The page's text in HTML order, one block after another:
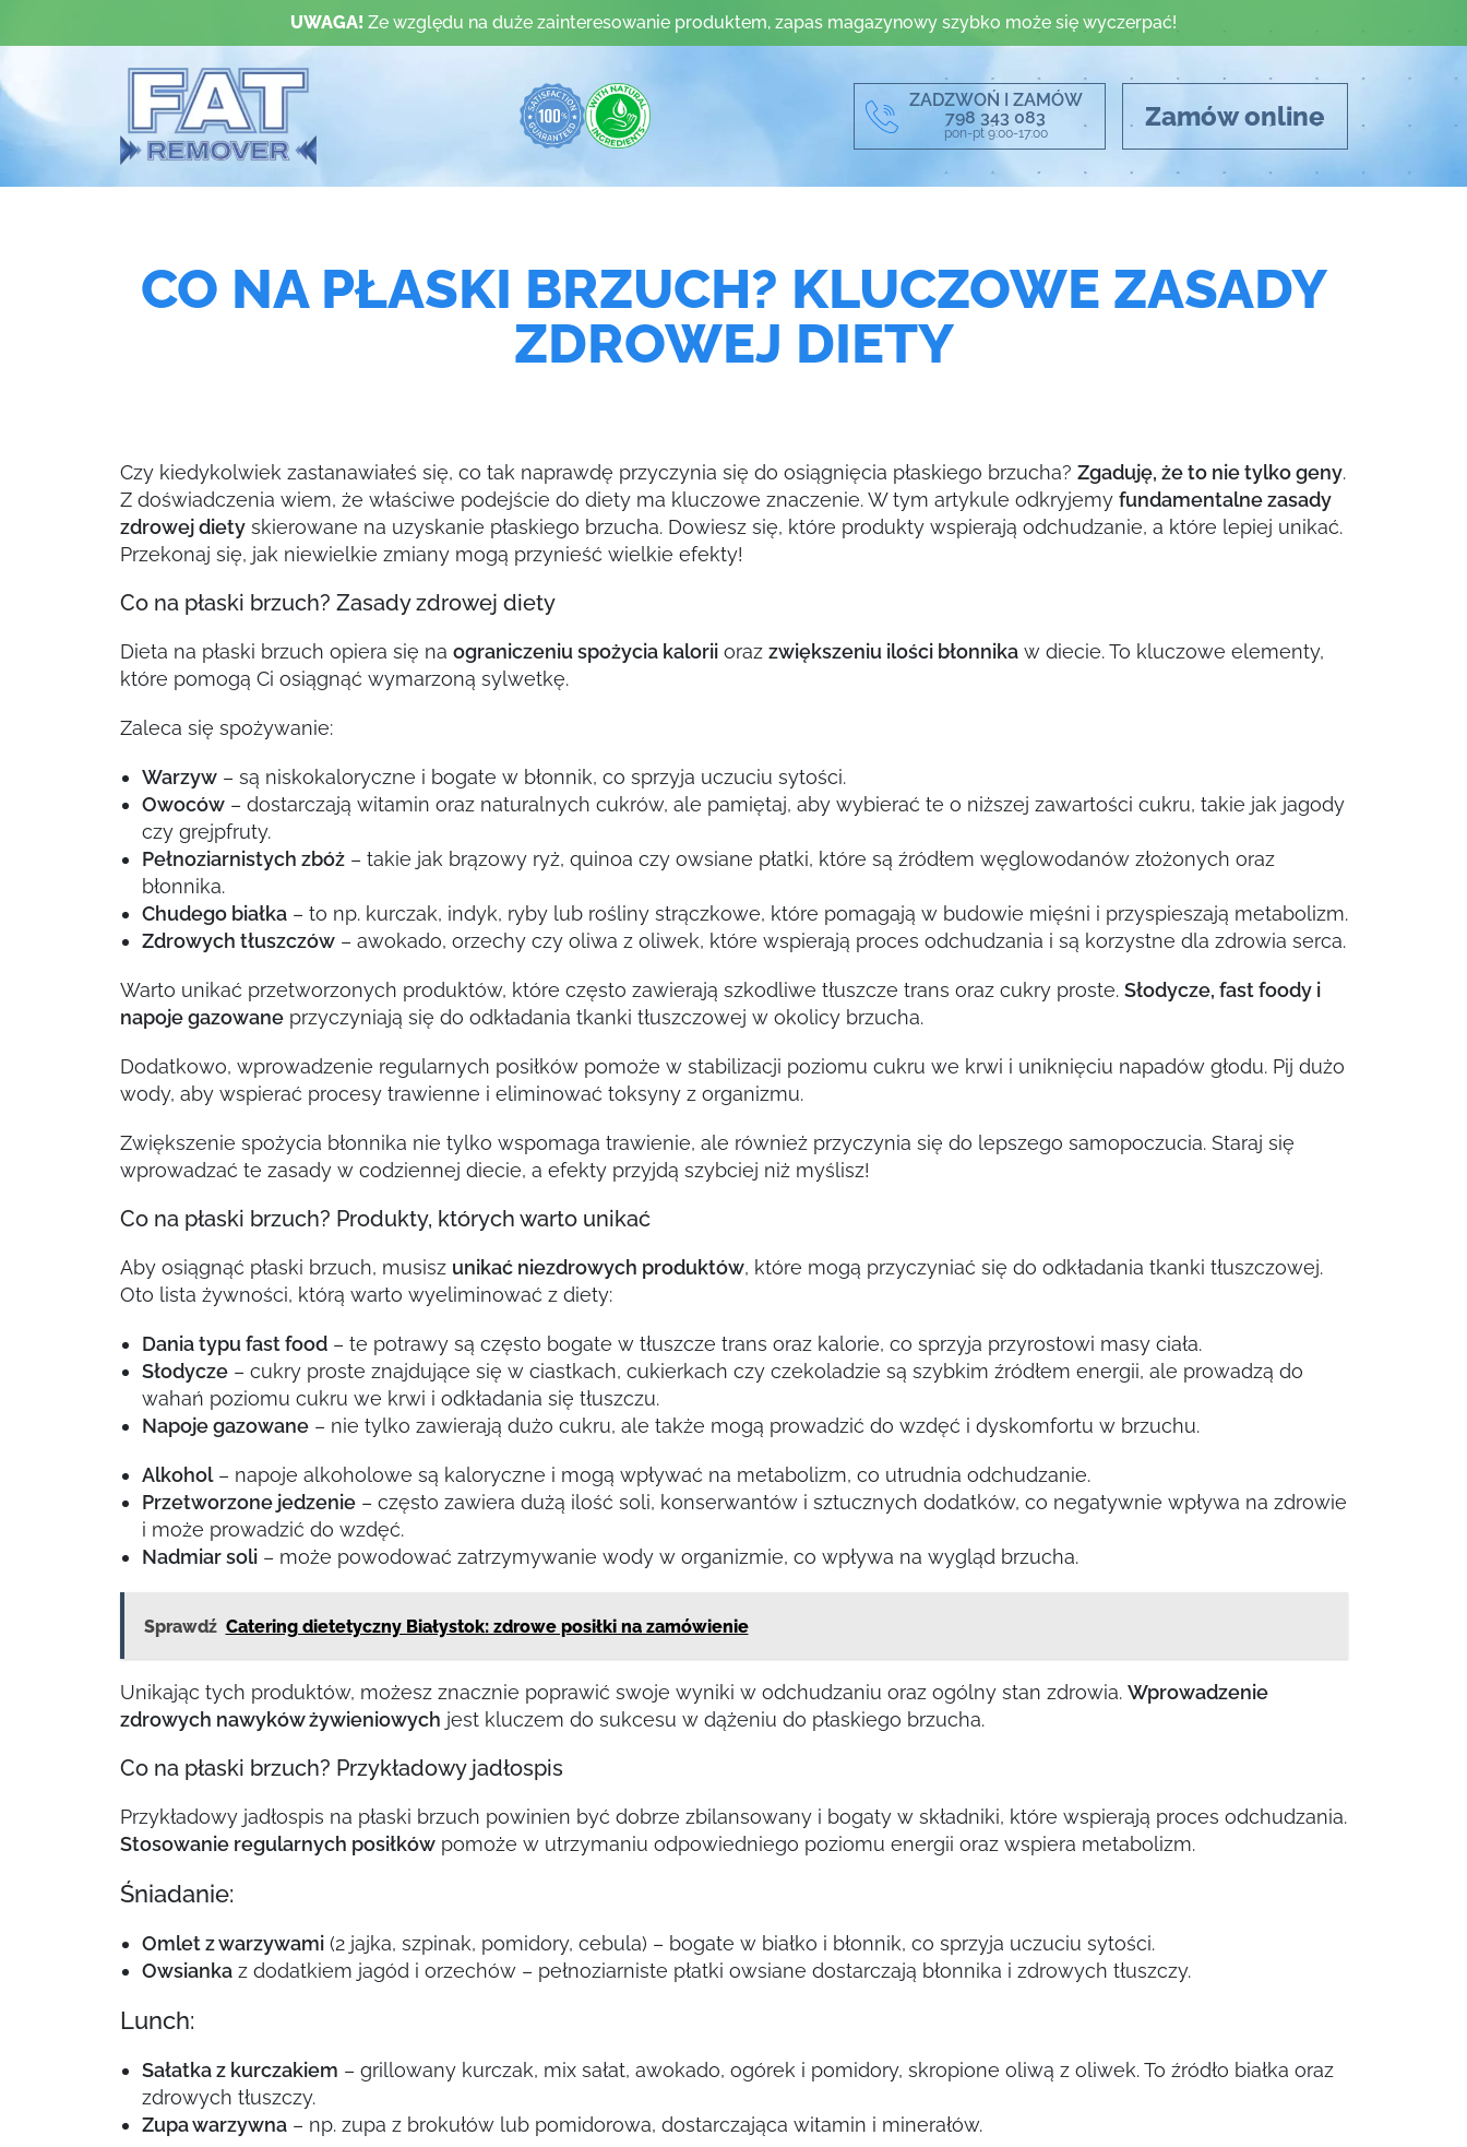
UWAGA! Ze względu na duże zainteresowanie produktem, zapas magazynowy szybko może się wyczerpać!
ZADZWOŃ I ZAMÓW
798 343 083
pon-pt 9:00-17:00
Zamów online
CO NA PŁASKI BRZUCH? KLUCZOWE ZASADY
ZDROWEJ DIETY
Czy kiedykolwiek zastanawiałeś się, co tak naprawdę przyczynia się do osiągnięcia płaskiego brzucha? Zgaduję, że to nie tylko geny.
Z doświadczenia wiem, że właściwe podejście do diety ma kluczowe znaczenie. W tym artykule odkryjemy fundamentalne zasady
zdrowej dietyskierowane na uzyskanie płaskiego brzucha. Dowiesz się, które produkty wspierają odchudzanie, a które lepiej unikać.
Przekonaj się, jak niewielkie zmiany mogą przynieść wielkie efekty!
Co na płaski brzuch? Zasady zdrowej diety
Dieta na płaski brzuch opiera się na ograniczeniu spożycia kaloriioraz zwiększeniu ilości błonnikaw diecie. To kluczowe elementy,
które pomogą Ci osiągnąć wymarzoną sylwetkę.
Zaleca się spożywanie:
Warzyw– są niskokaloryczne i bogate w błonnik, co sprzyja uczuciu sytości.
Owoców– dostarczają witamin oraz naturalnych cukrów, ale pamiętaj, aby wybierać te o niższej zawartości cukru, takie jak jagody
czy grejpfruty.
Pełnoziarnistych zbóż– takie jak brązowy ryż, quinoa czy owsiane płatki, które są źródłem węglowodanów złożonych oraz
błonnika.
Chudego białka– to np. kurczak, indyk, ryby lub rośliny strączkowe, które pomagają w budowie mięśni i przyspieszają metabolizm.
Zdrowych tłuszczów– awokado, orzechy czy oliwa z oliwek, które wspierają proces odchudzania i są korzystne dla zdrowia serca.
Warto unikać przetworzonych produktów, które często zawierają szkodliwe tłuszcze trans oraz cukry proste. Słodycze, fast foody i
napoje gazowaneprzyczyniają się do odkładania tkanki tłuszczowej w okolicy brzucha.
Dodatkowo, wprowadzenie regularnych posiłków pomoże w stabilizacji poziomu cukru we krwi i uniknięciu napadów głodu. Pij dużo
wody, aby wspierać procesy trawienne i eliminować toksyny z organizmu.
Zwiększenie spożycia błonnika nie tylko wspomaga trawienie, ale również przyczynia się do lepszego samopoczucia. Staraj się
wprowadzać te zasady w codziennej diecie, a efekty przyjdą szybciej niż myślisz!
Co na płaski brzuch? Produkty, których warto unikać
Aby osiągnąć płaski brzuch, musisz unikać niezdrowych produktów, które mogą przyczyniać się do odkładania tkanki tłuszczowej.
Oto lista żywności, którą warto wyeliminować z diety:
Dania typu fast food– te potrawy są często bogate w tłuszcze trans oraz kalorie, co sprzyja przyrostowi masy ciała.
Słodycze– cukry proste znajdujące się w ciastkach, cukierkach czy czekoladzie są szybkim źródłem energii, ale prowadzą do
wahań poziomu cukru we krwi i odkładania się tłuszczu.
Napoje gazowane– nie tylko zawierają dużo cukru, ale także mogą prowadzić do wzdęć i dyskomfortu w brzuchu.
Alkohol– napoje alkoholowe są kaloryczne i mogą wpływać na metabolizm, co utrudnia odchudzanie.
Przetworzone jedzenie– często zawiera dużą ilość soli, konserwantów i sztucznych dodatków, co negatywnie wpływa na zdrowie
i może prowadzić do wzdęć.
Nadmiar soli– może powodować zatrzymywanie wody w organizmie, co wpływa na wygląd brzucha.
Sprawdź Catering dietetyczny Białystok: zdrowe posiłki na zamówienie
Unikając tych produktów, możesz znacznie poprawić swoje wyniki w odchudzaniu oraz ogólny stan zdrowia. Wprowadzenie
zdrowych nawyków żywieniowych jest kluczem do sukcesu w dążeniu do płaskiego brzucha.
Co na płaski brzuch? Przykładowy jadłospis
Przykładowy jadłospis na płaski brzuch powinien być dobrze zbilansowany i bogaty w składniki, które wspierają proces odchudzania.
Stosowanie regularnych posiłkówpomoże w utrzymaniu odpowiedniego poziomu energii oraz wspiera metabolizm.
Śniadanie:
Omlet z warzywami(2 jajka, szpinak, pomidory, cebula) – bogate w białko i błonnik, co sprzyja uczuciu sytości.
Owsiankaz dodatkiem jagód i orzechów – pełnoziarniste płatki owsiane dostarczają błonnika i zdrowych tłuszczy.
Lunch:
Sałatka z kurczakiem – grillowany kurczak, mix sałat, awokado, ogórek i pomidory, skropione oliwą z oliwek. To źródło białka oraz
zdrowych tłuszczy.
Zupa warzywna– np. zupa z brokułów lub pomidorowa, dostarczająca witamin i minerałów.